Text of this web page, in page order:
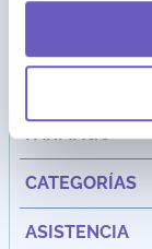
Av.
FARMAGO
CATEGORÍAS
ASISTENCIA